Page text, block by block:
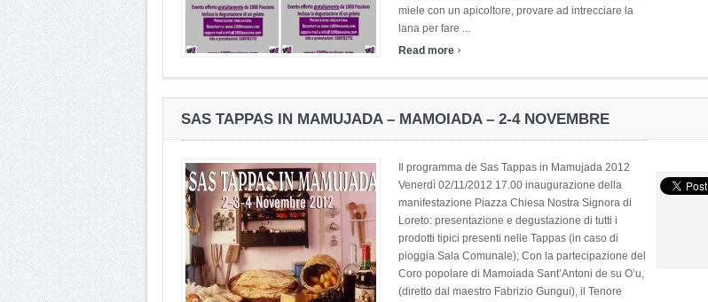
miele con un apicoltore, provare ad intrecciare la
lana per fare ...
Read more ›
SAS TAPPAS IN MAMUJADA – MAMOIADA – 2-4 NOVEMBRE
Il programma de Sas Tappas in Mamujada 2012
Venerdì 02/11/2012 17.00 inaugurazione della
manifestazione Piazza Chiesa Nostra Signora di
Loreto: presentazione e degustazione di tutti i
prodotti tipici presenti nelle Tappas (in caso di
pioggia Sala Comunale); Con la partecipazione del
Coro popolare di Mamoiada Sant’Antoni de su O’u,
(diretto dal maestro Fabrizio Gungui), il Tenore